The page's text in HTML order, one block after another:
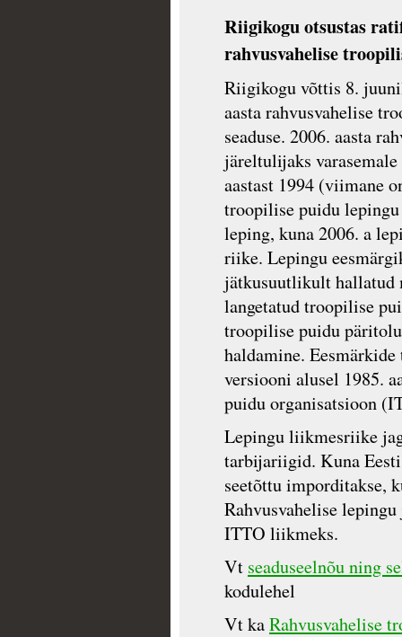
Riigikogu otsustas
rahvusvahelise
Riigikogu võttis 8.
aasta rahvusvahelise
seaduse. 2006. aasta
järeltulijaks
aastast 1994 (viimane
troopilise puidu
leping, kuna 2006. a
riike. Lepingu
jätkusuutlikult hallatud
langetatud troopilise
troopilise puidu
haldamine.
versiooni alusel 1985.
puidu organisatsioon
Lepingu liikmesriike
tarbijariigid. Kuna
seetõttu imporditakse,
Rahvusvahelise
ITTO liikmeks.
Vt seaduseelnõu ning
kodulehel
Vt kaRahvusvahelise